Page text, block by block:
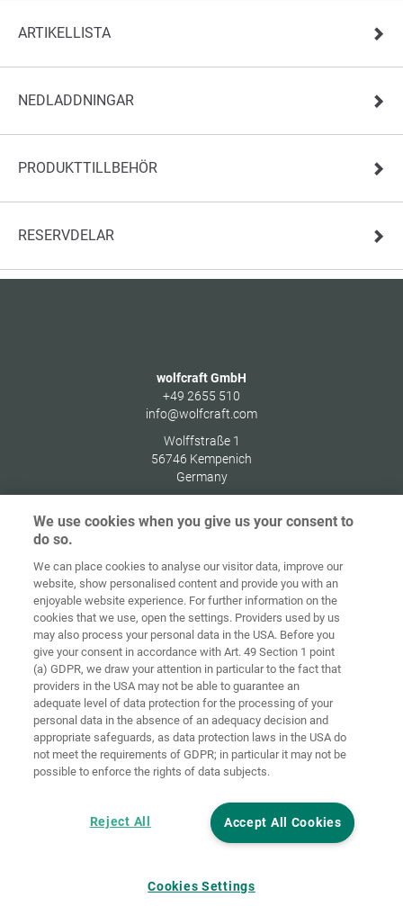
ARTIKELLISTA
NEDLADDNINGAR
PRODUKTTILLBEHÖR
RESERVDELAR
wolfcraft GmbH
+49 2655 510
info@wolfcraft.com
Wolffstraße 1
56746 Kempenich
Germany
Home Kontakt Impressum Dataskydd
Allmänna
försäljningsvillkor
Riktlinjer för
cookies Inloggning
Accessibility
Statement
Inställningar för cookies
We use cookies when you give us your consent to
do so.
We can place cookies to analyse our visitor data, improve our
website, show personalised content and provide you with an
enjoyable website experience. For further information on the
cookies that we use, open the settings. Providers used by us
may also process your personal data in the USA. Before you
give your consent in accordance with Art. 49 Section 1 point
(a) GDPR, we draw your attention in particular to the fact that
providers in the USA may not be able to guarantee an
adequate level of data protection for the processing of your
personal data in the absence of an adequacy decision and
appropriate safeguards, as data protection laws in the USA do
not meet the requirements of GDPR; in particular it may not be
possible to enforce the rights of data subjects.
Accept All Cookies
Reject All
Cookies Settings